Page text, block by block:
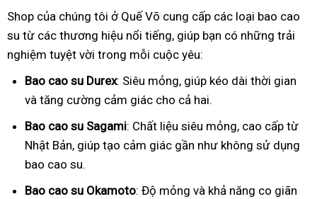
Shop của chúng tôi ở Quế Võ cung cấp các loại bao cao
su từ các thương hiệu nổi tiếng, giúp bạn có những trải
nghiệm tuyệt vời trong mỗi cuộc yêu:
Bao cao su Durex: Siêu mỏng, giúp kéo dài thời gian
và tăng cường cảm giác cho cả hai.
Bao cao su Sagami: Chất liệu siêu mỏng, cao cấp từ
Nhật Bản, giúp tạo cảm giác gần như không sử dụng
bao cao su.
Bao cao su Okamoto: Độ mỏng và khả năng co giãn